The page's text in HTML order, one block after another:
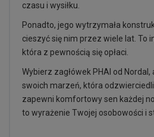
czasu i wysiłku.
Ponadto, jego wytrzymała
cieszyć się nim przez wiele lat. To
która z pewnością się opłaci.
Wybierz zagłówek PHAI od
swoich marzeń, która
zapewni komfortowy sen każdej
to wyrażenie Twojej osobowości i